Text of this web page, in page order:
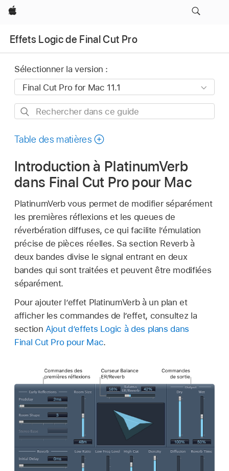
Apple
Effets Logic de Final Cut Pro
Sélectionner la version :
Rechercher
ce
Table des matières
Introduction à PlatinumVerb
dans Final Cut Pro pour Mac
PlatinumVerb vous permet de modifier séparément
les premières réflexions et les queues de
réverbération diffuses, ce qui facilite l’émulation
précise de pièces réelles. Sa section Reverb à
deux bandes divise le signal entrant en deux
bandes qui sont traitées et peuvent être modifiées
séparément.
Pour ajouter l’effet PlatinumVerb à un plan et
afficher les commandes de l’effet, consultez la
sectionAjout d’effets Logic à des plans dans
Final Cut Pro pour Mac.